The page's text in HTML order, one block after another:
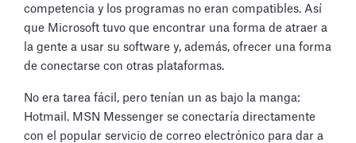
competencia y los programas no eran compatibles. Así
que Microsoft tuvo que encontrar una forma de atraer a
la gente a usar su software y, además, ofrecer una forma
de conectarse con otras plataformas.
No era tarea fácil, pero tenían un as bajo la manga:
Hotmail. MSN Messenger se conectaría directamente
con el popular servicio de correo electrónico para dar a